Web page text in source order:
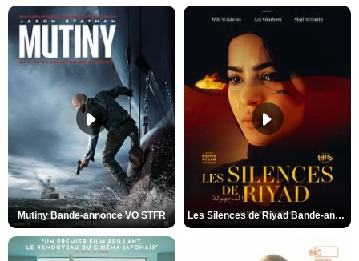
Mutiny Bande-annonce VO STFR Les Silences de Riyad Bande-annonce VO STFR